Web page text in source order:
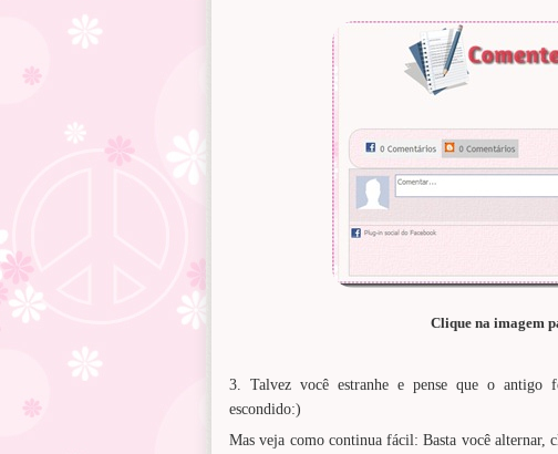
Clique na imagem
3. Talvez você estranhe e pense que o antigo
escondido:)
Mas veja como continua fácil: Basta você alternar,